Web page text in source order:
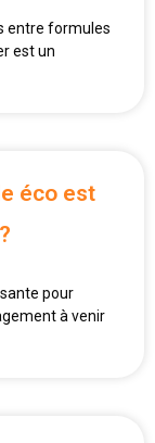
entre formules
est un
éco est
pour
à venir